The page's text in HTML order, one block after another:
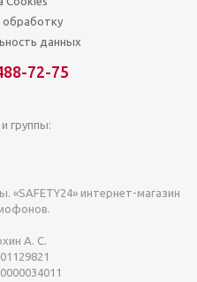
обработку
данных
72-75
группы:
«SAFETY24» интернет-магазин
А. С.